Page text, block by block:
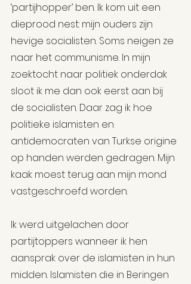
‘partijhopper’ ben. Ik kom uit een
dieprood nest: mijn ouders zijn
hevige socialisten. Soms neigen ze
naar het communisme. In mijn
zoektocht naar politiek onderdak
sloot ik me dan ook eerst aan bij
de socialisten. Daar zag ik hoe
politieke islamisten en
antidemocraten van Turkse origine
op handen werden gedragen. Mijn
kaak moest terug aan mijn mond
vastgeschroefd worden.
Ik werd uitgelachen door
partijtoppers wanneer ik hen
aansprak over de islamisten in hun
midden. Islamisten die in Beringen